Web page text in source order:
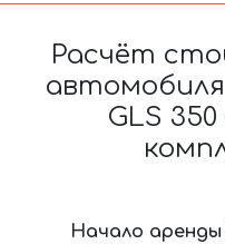
Расчёт
GLS
Начало аренды